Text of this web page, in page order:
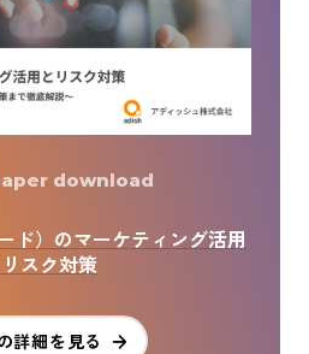
download
ド）のマーケティング活用
スク対策
詳細を見る